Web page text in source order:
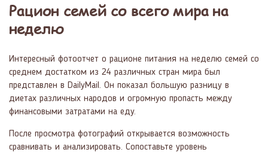
Рацион семей со всего мира на
неделю
Интересный фотоотчет о рационе питания на неделю семей со
среднем достатком из 24 различных стран мира был
представлен в DailyMail. Он показал большую разницу в
диетах различных народов и огромную пропасть между
финансовыми затратами на еду.
После просмотра фотографий открывается возможность
сравнивать и анализировать. Сопоставьте уровень